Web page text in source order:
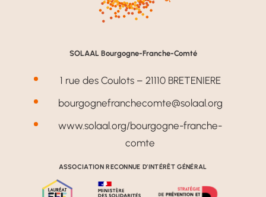
SOLAAL Bourgogne-Franche-Comté
1 rue des Coulots – 21110 BRETENIERE
bourgognefranchecomte@solaal.org
www.solaal.org/bourgogne-franche-
comte
ASSOCIATION RECONNUE D’INTÉRÊT GÉNÉRAL